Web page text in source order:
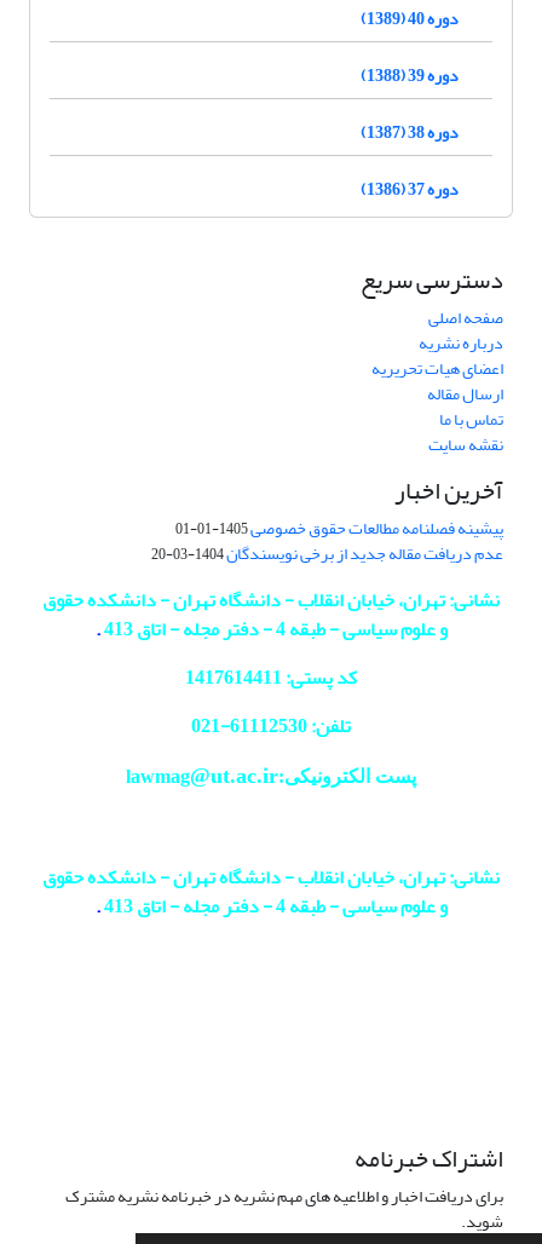
دوره 40 (1389)
دوره 39 (1388)
دوره 38 (1387)
دوره 37 (1386)
دسترسی سریع
صفحه اصلی
درباره نشریه
اعضای هیات تحریریه
ارسال مقاله
تماس با ما
نقشه سایت
آخرین اخبار
پیشینه فصلنامه مطالعات حقوق خصوصی1405-01-01
عدم دریافت مقاله جدید از برخی نویسندگان1404-03-20
نشانی: تهران، خیابان انقلاب - دانشگاه تهران - دانشکده حقوق
و علوم سیاسی - طبقه 4 - دفتر مجله - اتاق 413
.
کد پستی: 1417614411
تلفن: 61112530-
021
پست الکترونیکی:lawmag@ut.ac.ir
نشانی: تهران، خیابان انقلاب - دانشگاه تهران - دانشکده حقوق
و علوم سیاسی - طبقه 4 - دفتر مجله - اتاق 413
.
اشتراک خبرنامه
برای دریافت اخبار و اطلاعیه های مهم نشریه در خبرنامه نشریه مشترک
شوید.